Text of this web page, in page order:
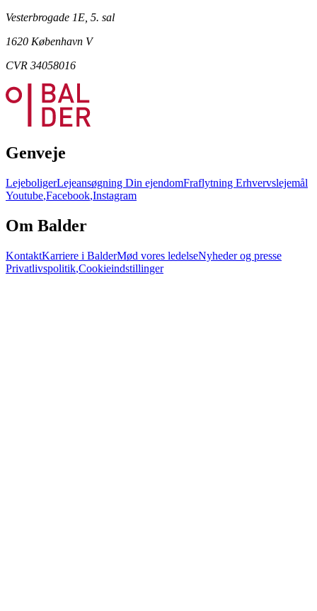
Vesterbrogade 1E, 5. sal
1620 København V
CVR 34058016
Genveje
LejeboligerLejeansøgning Din ejendomFraflytning Erhvervslejemål
Youtube,Facebook,Instagram
Om Balder
KontaktKarriere i BalderMød vores ledelseNyheder og presse
Privatlivspolitik,Cookieindstillinger